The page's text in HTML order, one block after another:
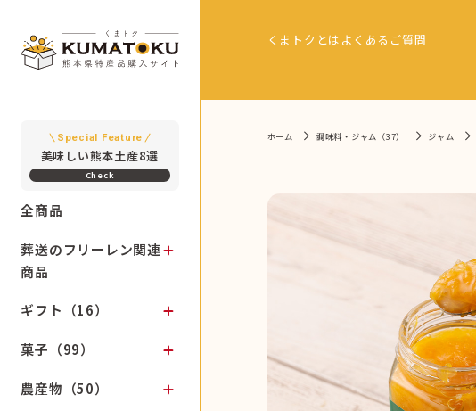
Special Feature
美味しい熊本土産8選
全商品
葬送のフリーレン関連
商品
ギフト（16）
菓子（99）
農産物（50）
くまトクとは よくあるご質問
ホーム 調味料・ジャム（37） ジャム